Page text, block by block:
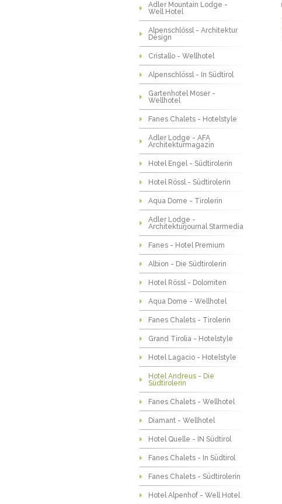
Adler Mountain Lodge -
Well Hotel
Alpenschlössl - Architektur
Design
Cristallo - Wellhotel
Alpenschlössl - In Südtirol
Gartenhotel Moser -
Wellhotel
Fanes Chalets - Hotelstyle
Adler Lodge - AFA
Architekturmagazin
Hotel Engel - Südtirolerin
Hotel Rössl - Südtirolerin
Aqua Dome - Tirolerin
Adler Lodge -
Architekturjournal Starmedia
Fanes - Hotel Premium
Albion - Die Südtirolerin
Hotel Rössl - Dolomiten
Aqua Dome - Wellhotel
Fanes Chalets - Tirolerin
Grand Tirolia - Hotelstyle
Hotel Lagacio - Hotelstyle
Hotel Andreus - Die
Südtirolerin
Fanes Chalets - Wellhotel
Diamant - Wellhotel
Hotel Quelle - IN Südtirol
Fanes Chalets - In Südtirol
Fanes Chalets - Südtirolerin
Hotel Alpenhof - Well Hotel